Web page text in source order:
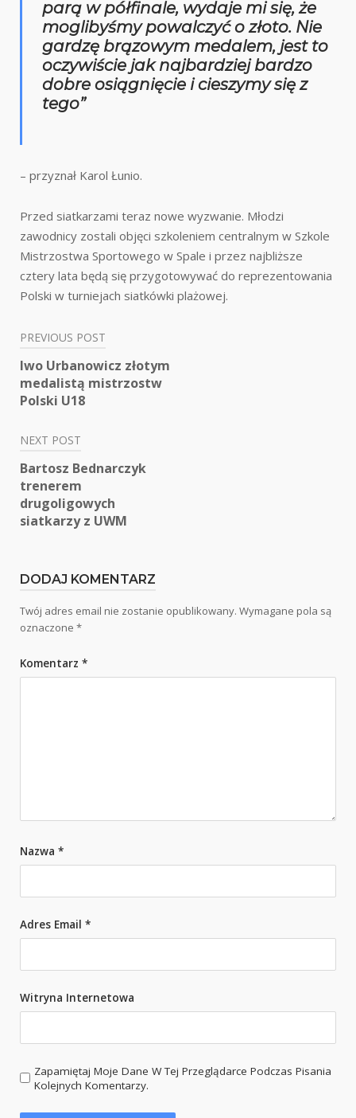
parą w półfinale, wydaje mi się, że
moglibyśmy powalczyć o złoto. Nie
gardzę brązowym medalem, jest to
oczywiście jak najbardziej bardzo
dobre osiągnięcie i cieszymy się z
tego”
– przyznał Karol Łunio.
Przed siatkarzami teraz nowe wyzwanie. Młodzi
zawodnicy zostali objęci szkoleniem centralnym w Szkole
Mistrzostwa Sportowego w Spale i przez najbliższe
cztery lata będą się przygotowywać do reprezentowania
Polski w turniejach siatkówki plażowej.
Nawigacja
wpisu
PREVIOUS POST
Iwo Urbanowicz złotym
medalistą mistrzostw
Polski U18
NEXT POST
Bartosz Bednarczyk
trenerem
drugoligowych
siatkarzy z UWM
DODAJ KOMENTARZ
Twój adres email nie zostanie opublikowany. Wymagane pola są
oznaczone *
Komentarz *
Nazwa *
Adres Email *
Witryna Internetowa
Zapamiętaj Moje Dane W Tej Przeglądarce Podczas Pisania
Kolejnych Komentarzy.